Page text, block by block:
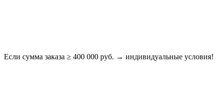
Если сумма заказа ≥ 400 000 руб. → индивидуальные условия!